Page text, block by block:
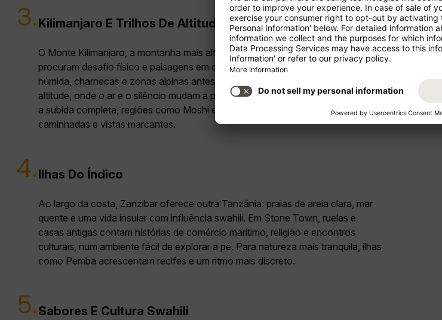
3.Kilimanjaro E Trilhos De Altitude
O Monte Kilimanjaro, a montanha mais alta de África, atrai pessoas que
procuram desafio físico e paisagens em camadas. Os trilhos atravessam floresta
húmida, charnecas e zonas alpinas antes de chegar a ambientes de grande
altitude, onde o ar e o silêncio mudam a perceção do tempo. Mesmo sem fazer
a subida completa, regiões como Moshi e os seus arredores dão acesso a
caminhadas e vistas marcantes.
4.Ilhas Do Índico
Ao largo da costa, Zanzibar oferece outra Tanzânia: praias de areia clara, mar
quente e uma vida insular com influência swahili. Em Stone Town, ruelas e
casas antigas contam histórias de comércio marítimo, religião e encontros
culturais, num ambiente fácil de explorar a pé. Para natureza mais tranquila, ilhas
como Pemba acrescentam recifes e um ritmo mais discreto.
5.Sabores E Cultura Swahili